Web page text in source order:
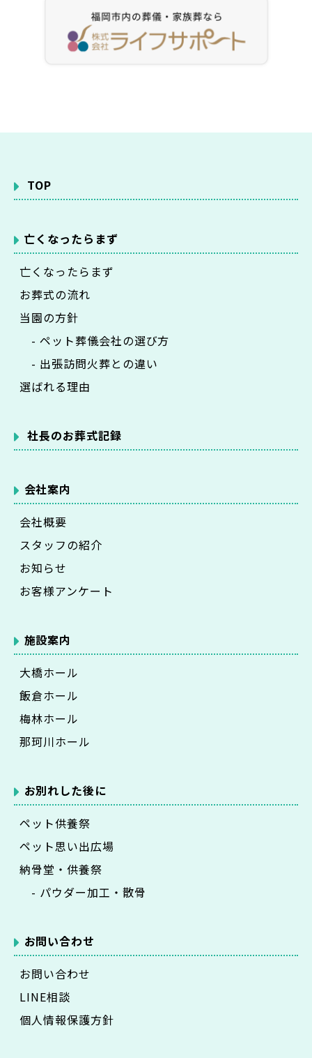
TOP
亡くなったらまず
亡くなったらまず
お葬式の流れ
当園の方針
- ペット葬儀会社の選び方
- 出張訪問火葬との違い
選ばれる理由
社長のお葬式記録
会社案内
会社概要
スタッフの紹介
お知らせ
お客様アンケート
施設案内
大橋ホール
飯倉ホール
梅林ホール
那珂川ホール
お別れした後に
ペット供養祭
ペット思い出広場
納骨堂・供養祭
- パウダー加工・散骨
お問い合わせ
お問い合わせ
LINE相談
個人情報保護方針